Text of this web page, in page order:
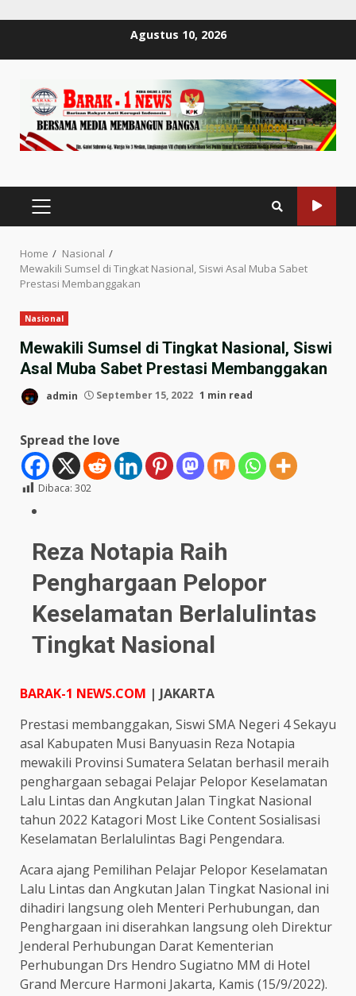
Agustus 10, 2026
PRIMARY
MENU
Home
Nasional
Mewakili Sumsel di Tingkat Nasional, Siswi Asal Muba Sabet
Prestasi Membanggakan
Nasional
Mewakili Sumsel di Tingkat Nasional, Siswi
Asal Muba Sabet Prestasi Membanggakan
admin September 15, 2022 1 min read
Spread the love
Dibaca: 302
Reza Notapia Raih
Penghargaan Pelopor
Keselamatan Berlalulintas
Tingkat Nasional
BARAK-1 NEWS.COM | JAKARTA
Prestasi membanggakan, Siswi SMA Negeri 4 Sekayu
asal Kabupaten Musi Banyuasin Reza Notapia
mewakili Provinsi Sumatera Selatan berhasil meraih
penghargaan sebagai Pelajar Pelopor Keselamatan
Lalu Lintas dan Angkutan Jalan Tingkat Nasional
tahun 2022 Katagori Most Like Content Sosialisasi
Keselamatan Berlalulintas Bagi Pengendara.
Acara ajang Pemilihan Pelajar Pelopor Keselamatan
Lalu Lintas dan Angkutan Jalan Tingkat Nasional ini
dihadiri langsung oleh Menteri Perhubungan, dan
Penghargaan ini diserahkan langsung oleh Direktur
Jenderal Perhubungan Darat Kementerian
Perhubungan Drs Hendro Sugiatno MM di Hotel
Grand Mercure Harmoni Jakarta, Kamis (15/9/2022).